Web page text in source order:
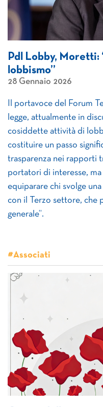
Pdl Lobby, Moretti:
lobbismo”
28 Gennaio 2026
Il portavoce del Forum
legge, attualmente in
cosiddette attività di
costituire un passo
trasparenza nei rapporti
portatori di interesse,
equiparare chi svolge
con il Terzo settore, che
generale”.
#Associati